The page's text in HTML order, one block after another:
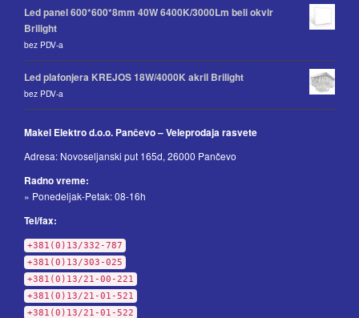
Led panel 600*600*8mm 40W 6400K/3000Lm beli okvir
Brilight
bez PDV-a
Led plafonjera KREJOS 18W/4000K akril Brilight
bez PDV-a
Makel Elektro d.o.o. Pančevo – Veleprodaja rasvete
Adresa: Novoseljanski put 165d, 26000 Pančevo
Radno vreme:
» Ponedeljak-Petak: 08-16h
Tel/fax:
+381(0)13/332-787
+381(0)13/303-025
+381(0)13/21-00-221
+381(0)13/21-01-521
+381(0)13/21-01-522